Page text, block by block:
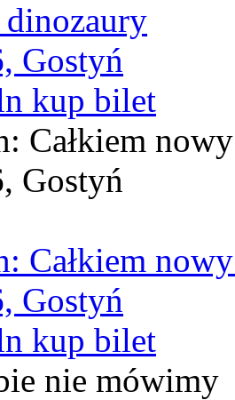
Gostyń
kup bilet
Całkiem
Gostyń
Całkiem
Gostyń
kup bilet
nie mówimy